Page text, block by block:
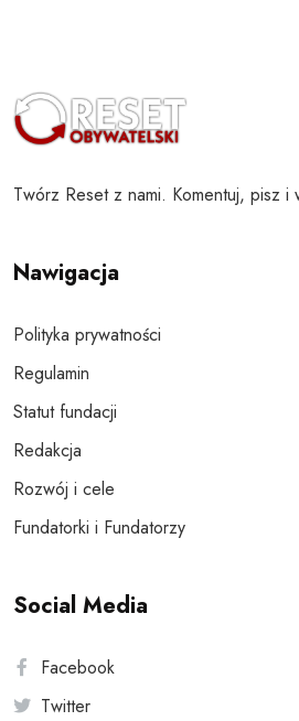
Twórz Reset z nami. Komentuj, pisz i
Nawigacja
Polityka prywatności
Regulamin
Statut fundacji
Redakcja
Rozwój i cele
Fundatorki i Fundatorzy
Social Media
Facebook
Twitter